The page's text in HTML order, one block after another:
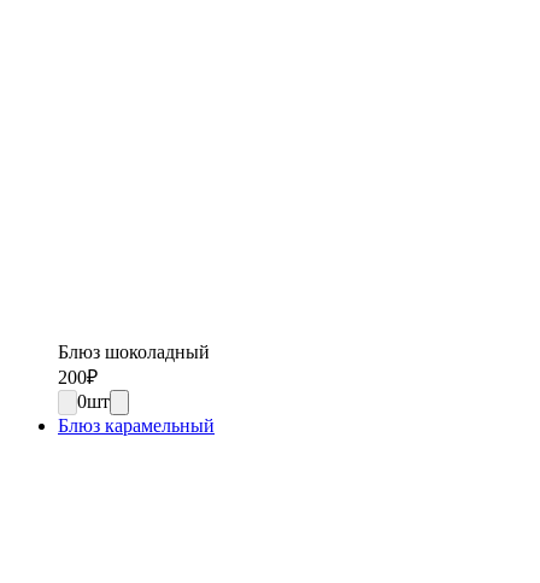
Блюз шоколадный
200₽
0шт
Блюз карамельный